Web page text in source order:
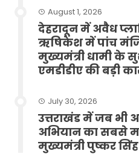
August 1, 2026
देहरादून में अवैध
ऋषिकेश में पांच
मुख्यमंत्री धामी के
एमडीडीए की बड़ी
July 30, 2026
उत्तराखंड में जब भी
अभियान का सबसे
मुख्यमंत्री पुष्कर